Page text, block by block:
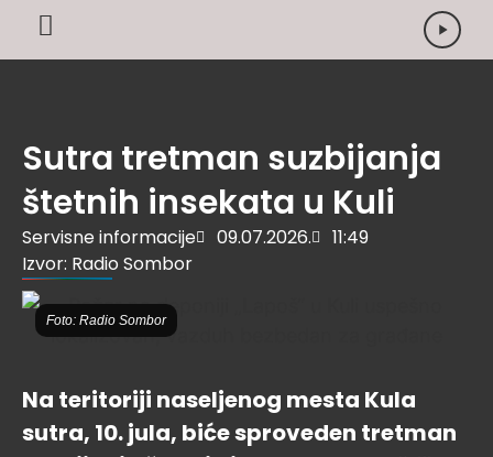
Sutra tretman suzbijanja
štetnih insekata u Kuli
Servisne informacije 09.07.2026.
11:49
Izvor: Radio Sombor
Foto: Radio Sombor
Na teritoriji naseljenog mesta Kula
sutra, 10. jula, biće sproveden tretman